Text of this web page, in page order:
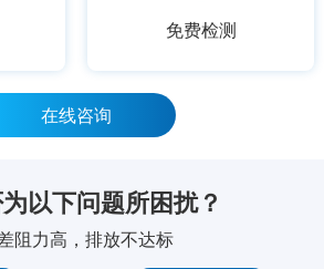
免费检测
在线咨询
以下问题所困扰？
阻力高，排放不达标